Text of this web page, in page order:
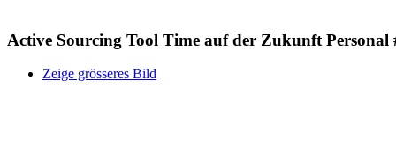
Active Sourcing Tool Time auf der Zukunft Personal
Zeige grösseres Bild